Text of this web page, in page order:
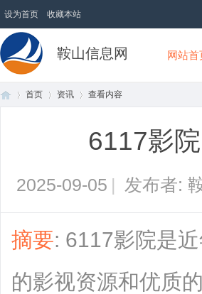
设为首页 收藏本站
鞍山信息网 网站首
首页 资讯 查看内容
6117影
2025-09-05 | 发布者:
摘要: 6117影院是
的影视资源和优质